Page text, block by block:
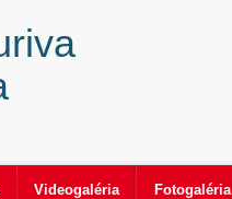
Videogaléria Fotogaléria